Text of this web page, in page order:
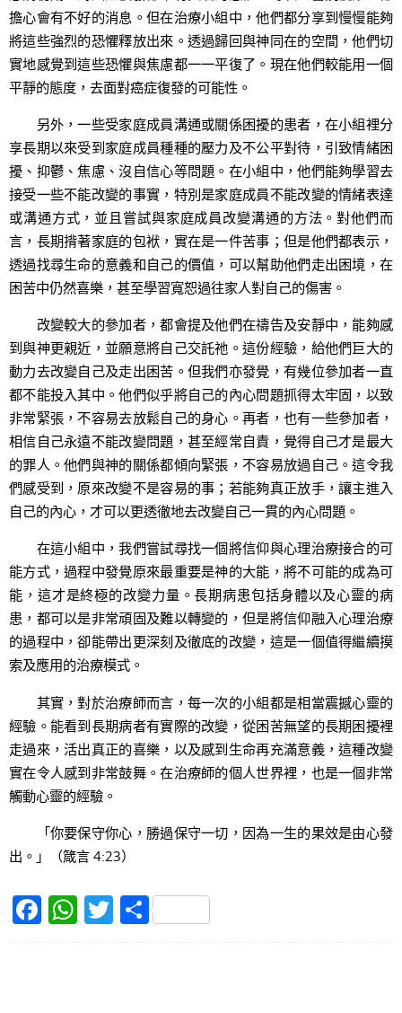
擔心會有不好的消息。但在治療小組中，他們都分享到慢慢能夠
將這些強烈的恐懼釋放出來。透過歸回與神同在的空間，他們切
實地感覺到這些恐懼與焦慮都一一平復了。現在他們較能用一個
平靜的態度，去面對癌症復發的可能性。
另外，一些受家庭成員溝通或關係困擾的患者，在小組裡分
享長期以來受到家庭成員種種的壓力及不公平對待，引致情緒困
擾、抑鬱、焦慮、沒自信心等問題。在小組中，他們能夠學習去
接受一些不能改變的事實，特別是家庭成員不能改變的情緒表達
或溝通方式，並且嘗試與家庭成員改變溝通的方法。對他們而
言，長期揹著家庭的包袱，實在是一件苦事；但是他們都表示，
透過找尋生命的意義和自己的價值，可以幫助他們走出困境，在
困苦中仍然喜樂，甚至學習寬恕過往家人對自己的傷害。
改變較大的參加者，都會提及他們在禱告及安靜中，能夠感
到與神更親近，並願意將自己交託祂。這份經驗，給他們巨大的
動力去改變自己及走出困苦。但我們亦發覺，有幾位參加者一直
都不能投入其中。他們似乎將自己的內心問題抓得太牢固，以致
非常緊張，不容易去放鬆自己的身心。再者，也有一些參加者，
相信自己永遠不能改變問題，甚至經常自責，覺得自己才是最大
的罪人。他們與神的關係都傾向緊張，不容易放過自己。這令我
們感受到，原來改變不是容易的事；若能夠真正放手，讓主進入
自己的內心，才可以更透徹地去改變自己一貫的內心問題。
在這小組中，我們嘗試尋找一個將信仰與心理治療接合的可
能方式，過程中發覺原來最重要是神的大能，將不可能的成為可
能，這才是終極的改變力量。長期病患包括身體以及心靈的病
患，都可以是非常頑固及難以轉變的，但是將信仰融入心理治療
的過程中，卻能帶出更深刻及徹底的改變，這是一個值得繼續摸
索及應用的治療模式。
其實，對於治療師而言，每一次的小組都是相當震撼心靈的
經驗。能看到長期病者有實際的改變，從困苦無望的長期困擾裡
走過來，活出真正的喜樂，以及感到生命再充滿意義，這種改變
實在令人感到非常鼓舞。在治療師的個人世界裡，也是一個非常
觸動心靈的經驗。
「你要保守你心，勝過保守一切，因為一生的果效是由心發
出。」（箴言 4:23）
F W T S